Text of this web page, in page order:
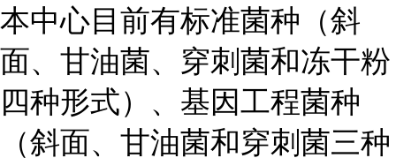
本中心目前有标准菌种（斜
面、甘油菌、穿刺菌和冻干粉
四种形式）、基因工程菌种
（斜面、甘油菌和穿刺菌三种